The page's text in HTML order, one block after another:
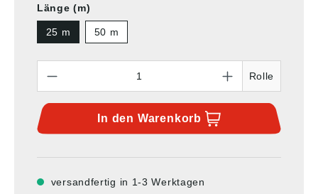
Länge (m)
25 m 50 m
Rolle
In den Warenkorb
versandfertig in 1-3 Werktagen